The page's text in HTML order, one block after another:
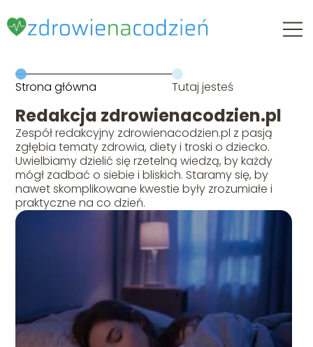
Strona główna Tutaj jesteś
Redakcja zdrowienacodzien.pl
Zespół redakcyjny zdrowienacodzien.pl z pasją
zgłębia tematy zdrowia, diety i troski o dziecko.
Uwielbiamy dzielić się rzetelną wiedzą, by każdy
mógł zadbać o siebie i bliskich. Staramy się, by
nawet skomplikowane kwestie były zrozumiałe i
praktyczne na co dzień.